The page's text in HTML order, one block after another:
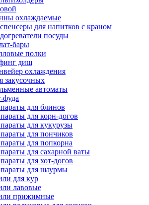
охлаждаемые
для напитков с краном
посуды
бары
полки
диш
охлаждения
закусочных
автоматы
фуда
для блинов
для корн-догов
для кукурузы
для пончиков
для попкорна
для сахарной ваты
для хот-догов
для шаурмы
для кур
лавовые
прижимные